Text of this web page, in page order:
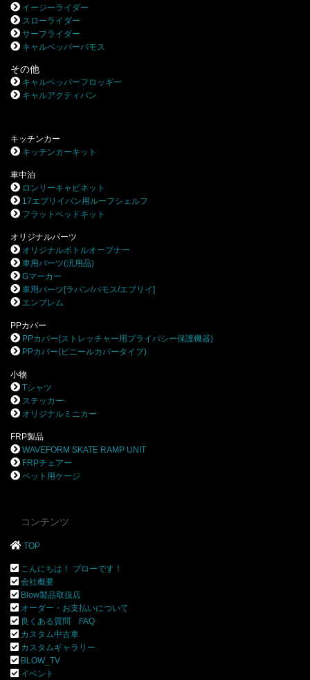
イージーライダー
スローライダー
サーフライダー
キャルペッパーバモス
その他
キャルペッパーフロッギー
キャルアクティバン
キッチンカー
キッチンカーキット
車中泊
ロンリーキャビネット
17エブリイバン用ルーフシェルフ
フラットベッドキット
オリジナルパーツ
オリジナルボトルオープナー
車用パーツ(汎用品)
Gマーカー
車用パーツ[ラパン/バモス/エブリイ]
エンブレム
PPカバー
PPカバー(ストレッチャー用プライバシー保護機器)
PPカバー(ビニールカバータイプ)
小物
Tシャツ
ステッカー
オリジナルミニカー
FRP製品
WAVEFORM SKATE RAMP UNIT
FRPチェアー
ペット用ケージ
コンテンツ
TOP
こんにちは！ ブローです！
会社概要
Blow製品取扱店
オーダー・お支払いについて
良くある質問 FAQ
カスタム中古車
カスタムギャラリー
BLOW_TV
イベント